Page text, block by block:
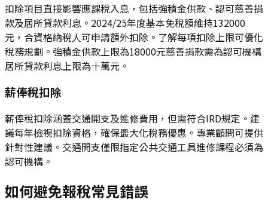
扣除項目直接影響應課稅入息，包括強積金供款、認可慈善捐
款及居所貸款利息。2024/25年度基本免稅額維持132000
元，合資格納稅人可申請額外扣除。了解每項扣除上限可優化
稅務規劃。強積金供款上限為18000元慈善捐款需為認可機構
居所貸款利息上限為十萬元。
薪俸稅扣除
薪俸稅扣除涵蓋交通開支及進修費用，但需符合IRD規定。建
議每年檢視扣除資格，確保最大化稅務優惠。專業顧問可提供
針對性建議。交通開支僅限指定公共交通工具進修課程必須為
認可機構。
如何避免報稅常見錯誤